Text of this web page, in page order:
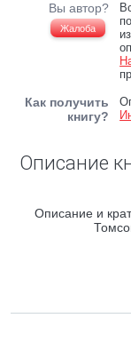
Вы автор?
Жалоба
Как получить
книгу?
Описание
Описание и